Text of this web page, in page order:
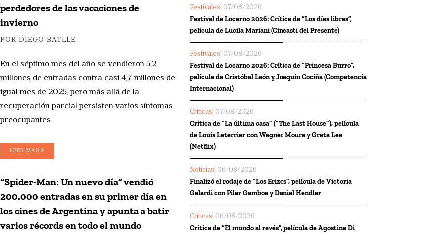
perdedores de las vacaciones de
invierno
POR DIEGO BATLLE
En el séptimo mes del año se vendieron 5,2
millones de entradas contra casi 4,7 millones de
igual mes de 2025, pero más allá de la
recuperación parcial persisten varios síntomas
preocupantes.
LEER MAS
“Spider-Man: Un nuevo día” vendió
200.000 entradas en su primer día en
los cines de Argentina y apunta a batir
varios récords en todo el mundo
Festivales | 07/08/2026
Festival de Locarno 2026: Crítica de “Los días libres”,
película de Lucila Mariani (Cineasti del Presente)
Festivales | 07/08/2026
Festival de Locarno 2026: Crítica de “Princesa Burro”,
película de Cristóbal León y Joaquín Cociña (Competencia
Internacional)
Críticas | 07/08/2026
Crítica de “La última casa” (“The Last House”), película
de Louis Leterrier con Wagner Moura y Greta Lee
(Netflix)
Noticias | 06/08/2026
Finalizó el rodaje de “Los Erizos”, película de Victoria
Galardi con Pilar Gamboa y Daniel Hendler
Críticas | 06/08/2026
Crítica de “El mundo al revés”, película de Agostina Di